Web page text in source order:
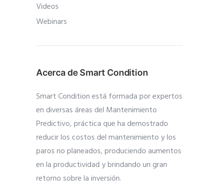
Videos
Webinars
Acerca de Smart Condition
Smart Condition está formada por expertos
en diversas áreas del Mantenimiento
Predictivo, práctica que ha demostrado
reducir los costos del mantenimiento y los
paros no planeados, produciendo aumentos
en la productividad y brindando un gran
retorno sobre la inversión.